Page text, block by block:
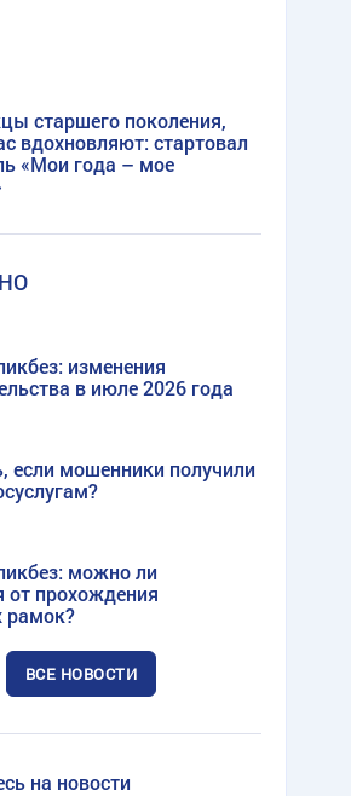
старшего поколения,
вдохновляют: стартовал
«Мои года – мое
изменения
в июле 2026 года
если мошенники получили
можно ли
от прохождения
рамок?
ВСЕ НОВОСТИ
на новости